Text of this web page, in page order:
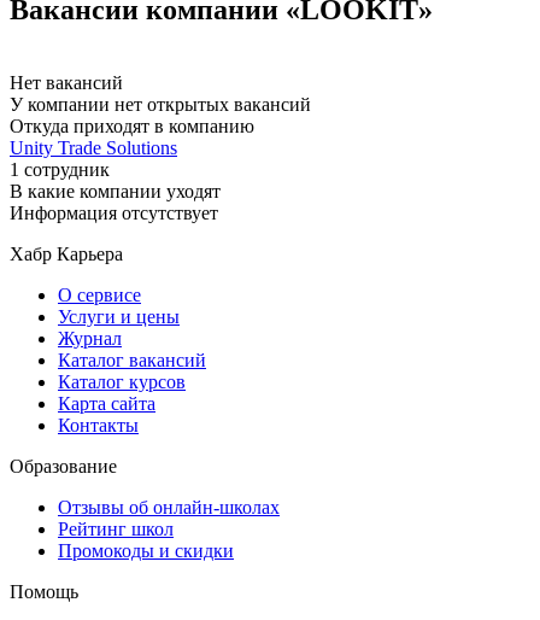
Вакансии компании «LOOKIT»
Нет вакансий
У компании нет открытых вакансий
Откуда приходят в компанию
Unity Trade Solutions
1 сотрудник
В какие компании уходят
Информация отсутствует
Хабр Карьера
О сервисе
Услуги и цены
Журнал
Каталог вакансий
Каталог курсов
Карта сайта
Контакты
Образование
Отзывы об онлайн-школах
Рейтинг школ
Промокоды и скидки
Помощь